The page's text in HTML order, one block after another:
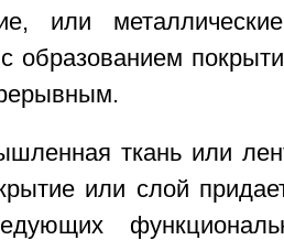
или
образованием
ткань или
или слой